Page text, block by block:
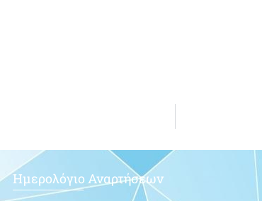
Ημερολόγιο Αναρτήσεων